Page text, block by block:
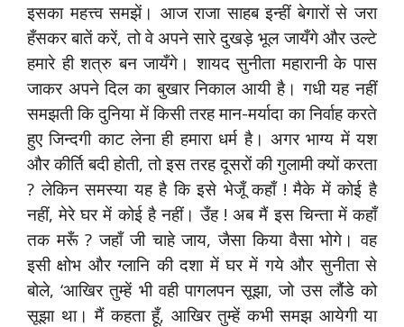
इसका महत्त्व समझें। आज राजा साहब इन्हीं बेगारों से जरा
हँसकर बातें करें, तो वे अपने सारे दुखड़े भूल जायँगे और उल्टे
हमारे ही शत्रु बन जायँगे। शायद सुनीता महारानी के पास
जाकर अपने दिल का बुखार निकाल आयी है। गधी यह नहीं
समझती कि दुनिया में किसी तरह मान-मर्यादा का निर्वाह करते
हुए जिन्दगी काट लेना ही हमारा धर्म है। अगर भाग्य में यश
और कीर्ति बदी होती, तो इस तरह दूसरों की गुलामी क्यों करता
? लेकिन समस्या यह है कि इसे भेजूँ कहाँ ! मैके में कोई है
नहीं, मेरे घर में कोई है नहीं। उँह ! अब मैं इस चिन्ता में कहाँ
तक मरूँ ? जहाँ जी चाहे जाय, जैसा किया वैसा भोगे। वह
इसी क्षोभ और ग्लानि की दशा में घर में गये और सुनीता से
बोले, ‘आखिर तुम्हें भी वही पागलपन सूझा, जो उस लौंडे को
सूझा था। मैं कहता हूँ, आखिर तुम्हें कभी समझ आयेगी या